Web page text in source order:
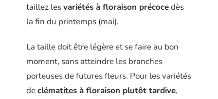
taillez lesvariétés à floraison précocedès
la fin du printemps (mai).
La taille doit être légère et se faire au bon
moment, sans atteindre les branches
porteuses de futures fleurs. Pour les variétés
declématites à floraison plutôt tardive,